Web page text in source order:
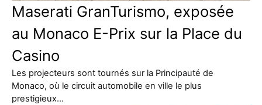
Maserati GranTurismo, exposée
au Monaco E-Prix sur la Place du
Casino
Les projecteurs sont tournés sur la Principauté de
Monaco, où le circuit automobile en ville le plus
prestigieux…